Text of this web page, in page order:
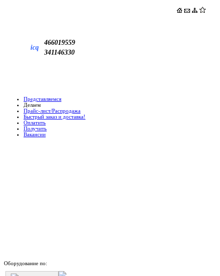
icq
466019559
341146330
Представляемся
Делаем
Прайс-лист/Распродажа
Быстрый заказ и доставка!
Оплатить
Получить
Вакансии
Оборудование по: